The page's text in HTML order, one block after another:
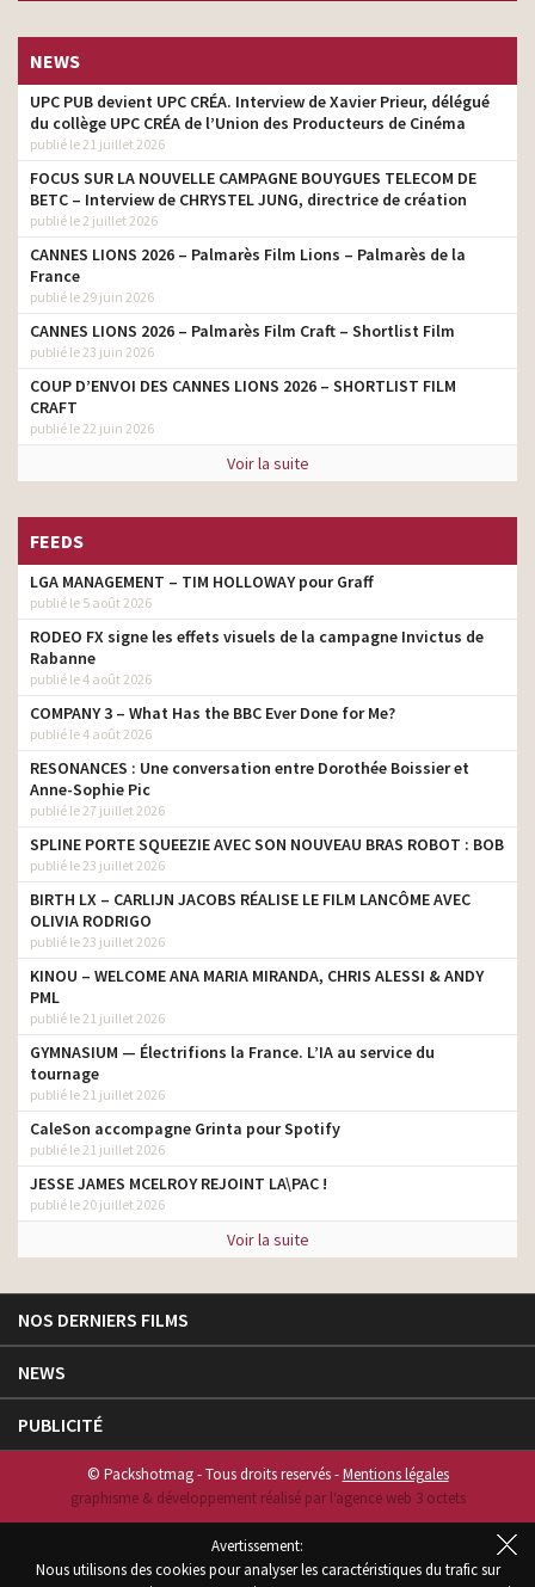
NEWS
UPC PUB devient UPC CRÉA. Interview de Xavier Prieur, délégué
du collège UPC CRÉA de l’Union des Producteurs de Cinéma
publié le 21 juillet 2026
FOCUS SUR LA NOUVELLE CAMPAGNE BOUYGUES TELECOM DE
BETC – Interview de CHRYSTEL JUNG, directrice de création
publié le 2 juillet 2026
CANNES LIONS 2026 – Palmarès Film Lions – Palmarès de la
France
publié le 29 juin 2026
CANNES LIONS 2026 – Palmarès Film Craft – Shortlist Film
publié le 23 juin 2026
COUP D’ENVOI DES CANNES LIONS 2026 – SHORTLIST FILM
CRAFT
publié le 22 juin 2026
Voir la suite
FEEDS
LGA MANAGEMENT – TIM HOLLOWAY pour Graff
publié le 5 août 2026
RODEO FX signe les effets visuels de la campagne Invictus de
Rabanne
publié le 4 août 2026
COMPANY 3 – What Has the BBC Ever Done for Me?
publié le 4 août 2026
RESONANCES : Une conversation entre Dorothée Boissier et
Anne-Sophie Pic
publié le 27 juillet 2026
SPLINE PORTE SQUEEZIE AVEC SON NOUVEAU BRAS ROBOT : BOB
publié le 23 juillet 2026
BIRTH LX – CARLIJN JACOBS RÉALISE LE FILM LANCÔME AVEC
OLIVIA RODRIGO
publié le 23 juillet 2026
KINOU – WELCOME ANA MARIA MIRANDA, CHRIS ALESSI & ANDY
PML
publié le 21 juillet 2026
GYMNASIUM — Électrifions la France. L’IA au service du
tournage
publié le 21 juillet 2026
CaleSon accompagne Grinta pour Spotify
publié le 21 juillet 2026
JESSE JAMES MCELROY REJOINT LA\PAC !
publié le 20 juillet 2026
Voir la suite
NOS DERNIERS FILMS
NEWS
PUBLICITÉ
© Packshotmag - Tous droits reservés -Mentions légales
graphisme & développement réalisé par l‘agence web 3 octets
Avertissement:
Nous utilisons des cookies pour analyser les caractéristiques du trafic sur